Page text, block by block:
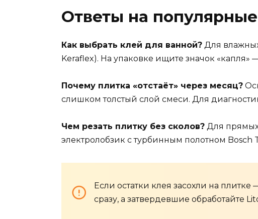
Ответы на
Как выбрать клей для ванной? Для
Keraflex). На упаковке ищите значок «капля»
Почему плитка «отстаёт» через месяц?
слишком толстый слой смеси. Для
Чем резать плитку без сколов? Для
электролобзик с турбинным полотном Bosch
Если остатки клея засохли на
сразу, а затвердевшие обработайте